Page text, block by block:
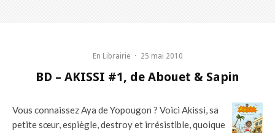
En Librairie · 25 mai 2010
BD – AKISSI #1, de Abouet & Sapin
Vous connaissez Aya de Yopougon ? Voici Akissi, sa
petite sœur, espiègle, destroy et irrésistible, quoique